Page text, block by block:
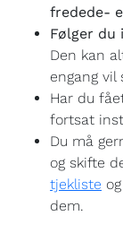
fredede-
Følger du
Den kan
engang vil
Har du
fortsat
Du må
og skifte
tjekliste
dem.